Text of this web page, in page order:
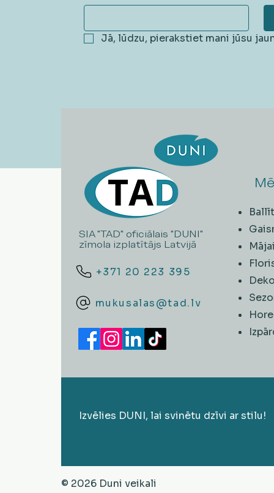
Jā, lūdzu, pierakstiet mani jūsu
SIA "TAD" oficiālais "DUNI"
zīmola izplatītājs Latvijā
+371 20 223 395
mukusalas@tad.lv
Mājai
Izvēlies DUNI, lai svinētu dzīvi ar stilu!
© 2026 Duni veikali